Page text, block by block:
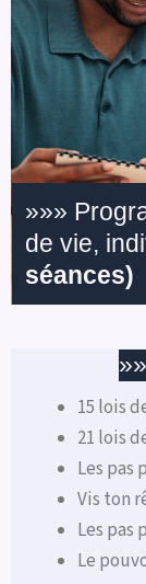
»»»
de vie,
séances)
15 lois
21 lois
Les pas
Vis ton
Les pas
Le